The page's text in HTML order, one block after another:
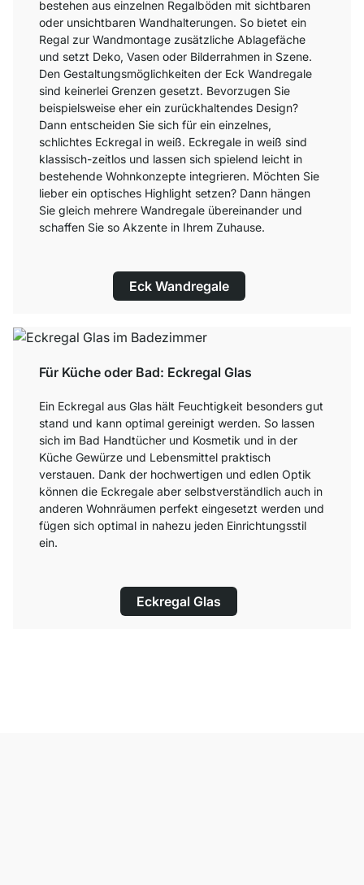
bestehen aus einzelnen Regalböden mit sichtbaren
oder unsichtbaren Wandhalterungen. So bietet ein
Regal zur Wandmontage zusätzliche Ablagefäche
und setzt Deko, Vasen oder Bilderrahmen in Szene.
Den Gestaltungsmöglichkeiten der Eck Wandregale
sind keinerlei Grenzen gesetzt. Bevorzugen Sie
beispielsweise eher ein zurückhaltendes Design?
Dann entscheiden Sie sich für ein einzelnes,
schlichtes Eckregal in weiß. Eckregale in weiß sind
klassisch-zeitlos und lassen sich spielend leicht in
bestehende Wohnkonzepte integrieren. Möchten Sie
lieber ein optisches Highlight setzen? Dann hängen
Sie gleich mehrere Wandregale übereinander und
schaffen Sie so Akzente in Ihrem Zuhause.
Eck Wandregale
Für Küche oder Bad: Eckregal Glas
Ein Eckregal aus Glas hält Feuchtigkeit besonders gut
stand und kann optimal gereinigt werden. So lassen
sich im Bad Handtücher und Kosmetik und in der
Küche Gewürze und Lebensmittel praktisch
verstauen. Dank der hochwertigen und edlen Optik
können die Eckregale aber selbstverständlich auch in
anderen Wohnräumen perfekt eingesetzt werden und
fügen sich optimal in nahezu jeden Einrichtungsstil
ein.
Eckregal Glas